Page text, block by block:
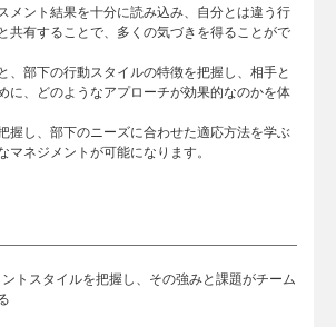
メント結果を十分に読み込み、自分とは違う行
共有することで、多くの気づきを得ることがで
、部下の行動スタイルの特徴を把握し、相手と
に、どのようなアプローチが効果的なのかを体
握し、部下のニーズに合わせた適応方法を学ぶ
マネジメントが可能になります。
トスタイルを把握し、その強みと課題がチーム